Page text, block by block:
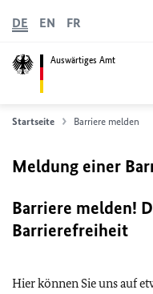
Auswärtiges Amt
DE EN FR
Startseite Barriere melden
Meldung einer
Barriere melden!
Barrierefreiheit
Hier können Sie uns auf